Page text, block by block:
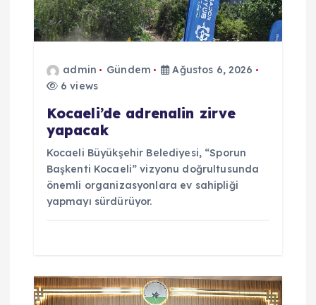
m
admin Gündem
Ağustos 6, 2026
6 views
Kocaeli’de adrenalin zirve
yapacak
Kocaeli Büyükşehir Belediyesi, “Sporun
Başkenti Kocaeli” vizyonu doğrultusunda
önemli organizasyonlara ev sahipliği
yapmayı sürdürüyor.